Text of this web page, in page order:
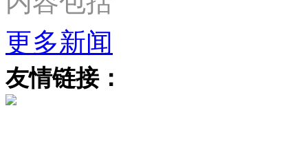
更多新闻
友情链接：